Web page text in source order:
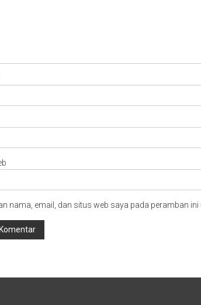
nama, email, dan situs web saya pada peramban